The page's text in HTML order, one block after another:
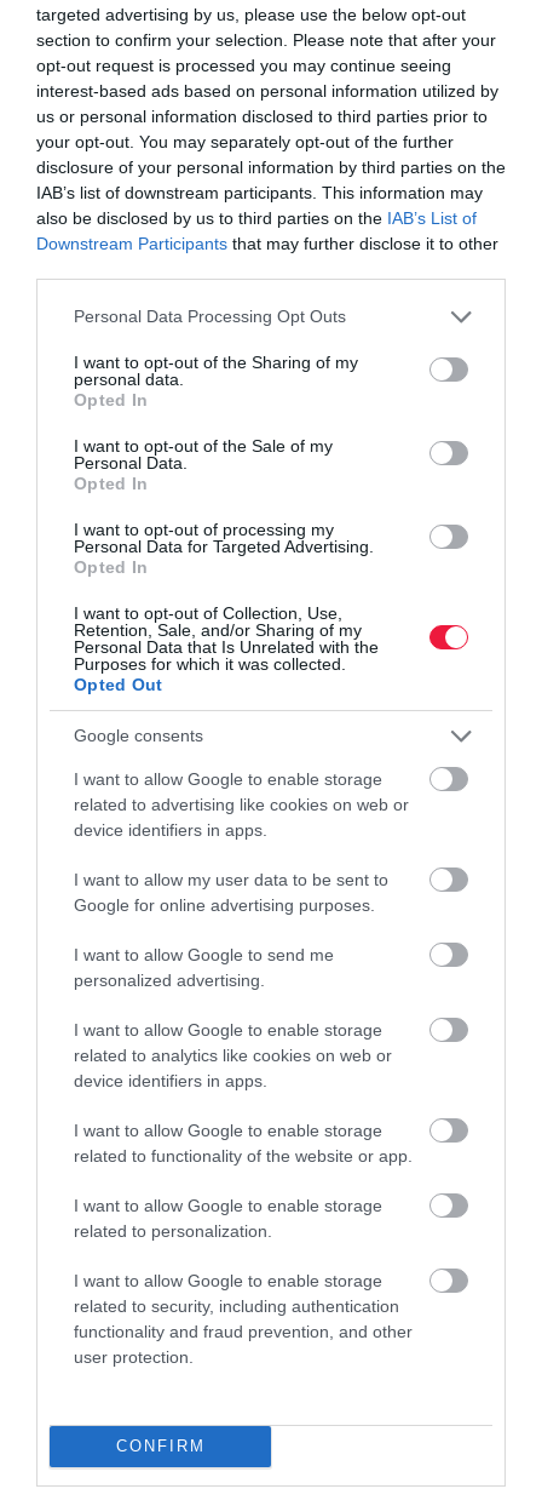
targeted advertising by us, please use the below opt-out
section to confirm your selection. Please note that after your
opt-out request is processed you may continue seeing
interest-based ads based on personal information utilized by
us or personal information disclosed to third parties prior to
your opt-out. You may separately opt-out of the further
disclosure of your personal information by third parties on the
IAB’s list of downstream participants. This information may
also be disclosed by us to third parties on the IAB’s List of
Downstream Participants that may further disclose it to other
Please note that this website/app uses one or more Google
not limited to your visit or usage behaviour. You may click to
grant or deny consent to Google and its third-party tags to
use your data for below specified purposes in below Google
consent section.
Personal Data Processing Opt Outs
I want to opt-out of the Sharing of my
personal data.
Opted In
I want to opt-out of the Sale of my
Personal Data.
Opted In
I want to opt-out of processing my
Personal Data for Targeted Advertising.
Opted In
I want to opt-out of Collection, Use,
Retention, Sale, and/or Sharing of my
Personal Data that Is Unrelated with the
Purposes for which it was collected.
Opted Out
Google consents
I want to allow Google to enable storage
related to advertising like cookies on web or
device identifiers in apps.
I want to allow my user data to be sent to
Google for online advertising purposes.
I want to allow Google to send me
personalized advertising.
I want to allow Google to enable storage
related to analytics like cookies on web or
device identifiers in apps.
I want to allow Google to enable storage
related to functionality of the website or app.
I want to allow Google to enable storage
related to personalization.
I want to allow Google to enable storage
related to security, including authentication
functionality and fraud prevention, and other
user protection.
CONFIRM
PIACOK
Ilyen ez a pékszakma! Fesztiválra készülnek a
kézművesek
Bár a hazai hagyományos műhelyeknek az albán pékségekkel és a
multikkal is meg kell küzdeniük, van okuk az ünneplésre, mert
termékek.
INNOVÁCIÓ
neve
Az utóbbi években tapasztalható népszerűsége miatt rendkívül